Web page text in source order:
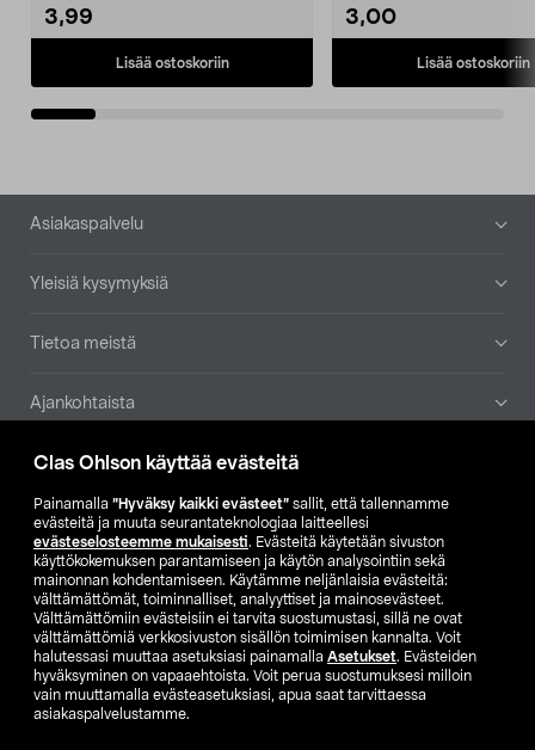
Clas Ohlson käyttää evästeitä
Painamalla ”Hyväksy kaikki evästeet” sallit, että tallennamme
evästeitä ja muuta seurantateknologiaa laitteellesi
evästeselosteemme mukaisesti. Evästeitä käytetään sivuston
käyttökokemuksen parantamiseen ja käytön analysointiin sekä
mainonnan kohdentamiseen. Käytämme neljänlaisia evästeitä:
välttämättömät, toiminnalliset, analyyttiset ja mainosevästeet.
Välttämättömiin evästeisiin ei tarvita suostumustasi, sillä ne ovat
välttämättömiä verkkosivuston sisällön toimimisen kannalta. Voit
halutessasi muuttaa asetuksiasi painamalla Asetukset. Evästeiden
hyväksyminen on vapaaehtoista. Voit perua suostumuksesi milloin
vain muuttamalla evästeasetuksiasi, apua saat tarvittaessa
asiakaspalvelustamme.
3,99
Lisää ostoskoriin
3,00
Lisää ostoskoriin
Alatunniste
Asiakaspalvelu
Yleisiä kysymyksiä
Tietoa meistä
Ajankohtaista
Muut yrityksemme
Etsi myymälä
SE NO FI
FI SV